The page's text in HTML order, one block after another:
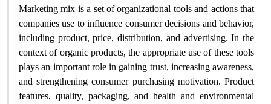
Marketing mix is ​​a set of organizational tools and actions that
companies use to influence consumer decisions and behavior,
including product, price, distribution, and advertising. In the
context of organic products, the appropriate use of these tools
plays an important role in gaining trust, increasing awareness,
and strengthening consumer purchasing motivation. Product
features, quality, packaging, and health and environmental